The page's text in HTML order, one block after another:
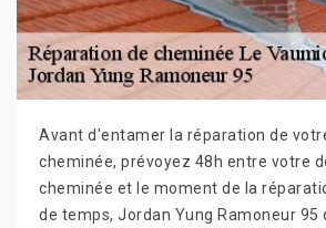
Avant d'entamer la réparation de
cheminée, prévoyez 48h entre votre
cheminée et le moment de la
de temps, Jordan Yung Ramoneur 95